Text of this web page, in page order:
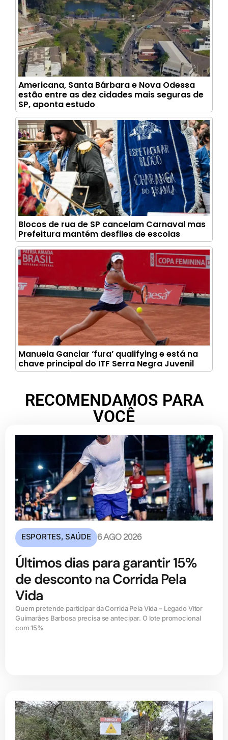
Americana, Santa Bárbara e Nova Odessa
estão entre as dez cidades mais seguras de
SP, aponta estudo
Blocos de rua de SP cancelam Carnaval mas
Prefeitura mantém desfiles de escolas
Manuela Ganciar ‘fura’ qualifying e está na
chave principal do ITF Serra Negra Juvenil
RECOMENDAMOS PARA
VOCÊ
ESPORTES,SAÚDE 6 AGO 2026
Últimos dias para garantir 15%
de desconto na Corrida Pela
Vida
Quem pretende participar da Corrida Pela Vida – Legado Vitor
Guimarães Barbosa precisa se antecipar. O lote promocional
com 15%